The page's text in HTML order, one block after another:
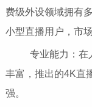
费级外设领域拥有
小型直播用户，市
专业能力：在人
丰富，推出的4K直
强。